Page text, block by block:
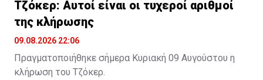
Τζόκερ: Αυτοί είναι οι τυχεροί αριθμοί
της κλήρωσης
09.08.2026 22:06
Πραγματοποιήθηκε σήμερα Κυριακή 09 Αυγούστου η
κλήρωση του Τζόκερ.